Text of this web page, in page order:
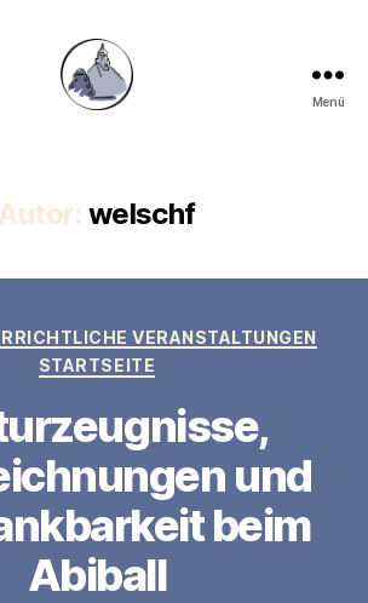
Menü
Autor: welschf
Kategorien
VERANSTALTUNGEN
STARTSEITE
und
beim
Abiball